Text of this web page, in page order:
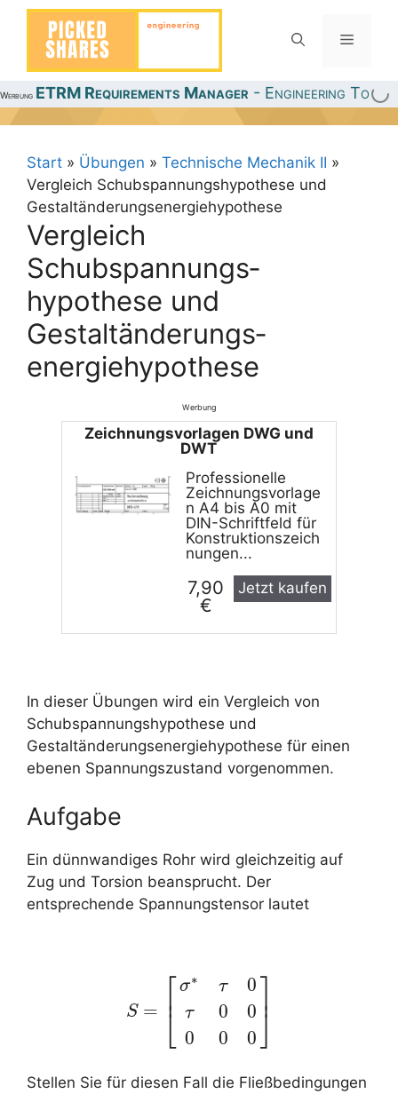
Zum
springen
Menü
Werbung ETRM Requirements Manager - Engineering
Start » Übungen » Technische Mechanik II »
Vergleich Schubspannungs­hypothese und
Gestaltänderungs­energiehypothese
Vergleich
Schubspannungs­
hypothese und
Gestaltänderungs­
energiehypothese
Werbung
Zeichnungs­vorlagen DWG und
DWT
Professionelle
Zeichnungsvorlage
n A4 bis A0 mit
DIN-Schriftfeld für
Konstruktionszeich
nungen...
7,90
€
Jetzt kaufen
In dieser Übungen wird ein Vergleich von
Schubspannungshypothese und
Gestaltänderungsenergiehypothese für einen
ebenen Spannungszustand vorgenommen.
Aufgabe
Ein dünnwandiges Rohr wird gleichzeitig auf
Zug und Torsion beansprucht. Der
entsprechende Spannungstensor lautet
S = ⎡
⎣
⎢ σ∗
τ
0
τ
0
0
0
0
0
⎤
⎦⎥
S=[ σ∗ τ0 00 0
Stellen Sie für diesen Fall die Fließbedingungen